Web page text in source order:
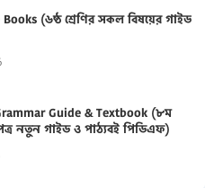
(৬ষ্ঠ শ্রেণির সকল বিষয়ের গাইড
Guide & Textbook (৮ম
নতুন গাইড ও পাঠ্যবই পিডিএফ)